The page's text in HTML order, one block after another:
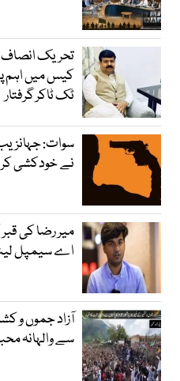
تحریک انصاف
کیس میں اہم
ٹک ٹاکر گرفتار
سوات:
نے خودکشی
میر رضا کی
اے سیمپل
آزاد جموں و
سے والہانہ